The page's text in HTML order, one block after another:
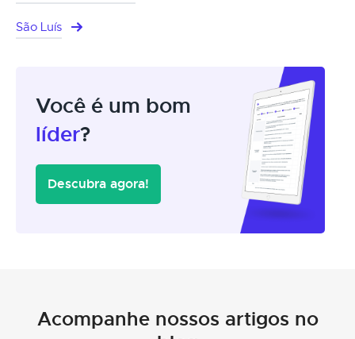
São Luís
Você é um bom
líder?
Descubra agora!
Acompanhe nossos artigos no